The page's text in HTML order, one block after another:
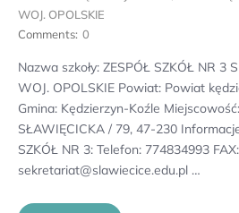
WOJ. OPOLSKIE
Comments: 0
Nazwa szkoły: ZESPÓŁ SZKÓŁ NR 3
WOJ. OPOLSKIE Powiat: Powiat
Gmina: Kędzierzyn-Koźle
SŁAWIĘCICKA / 79, 47-230
SZKÓŁ NR 3: Telefon: 774834993
sekretariat@slawiecice.edu.pl …